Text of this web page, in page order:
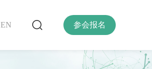
EN 参会报名